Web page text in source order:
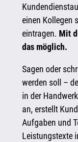
einen Kollegen
eintragen. Mit
das möglich.
Sagen oder
werden soll –
in der
an, erstellt
Aufgaben und
Leistungstexte